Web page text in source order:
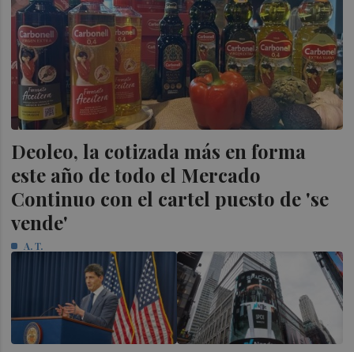
Deoleo, la cotizada más en forma
este año de todo el Mercado
Continuo con el cartel puesto de 'se
vende'
A. T.